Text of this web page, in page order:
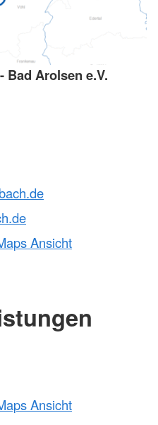
Bad Arolsen e.V.
Ansicht
Ansicht